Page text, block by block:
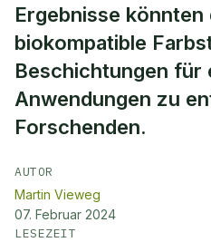
Ergebnisse könnten
biokompatible
Beschichtungen für
Anwendungen zu
Forschenden.
AUTOR
Martin Vieweg
07. Februar 2024
LESEZEIT